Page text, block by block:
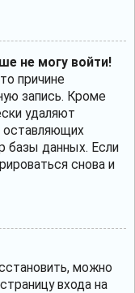
не могу войти!
причине
запись. Кроме
удаляют
оставляющих
базы данных. Если
снова и
можно
входа на